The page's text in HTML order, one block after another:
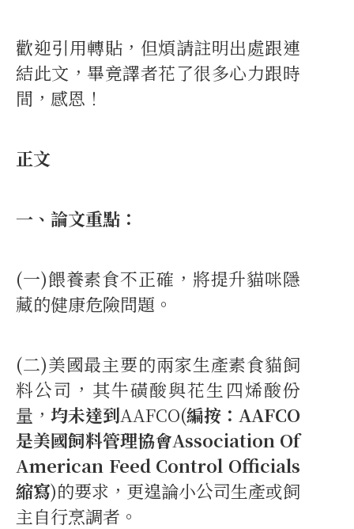
歡迎引用轉貼，但煩請註明出處跟連
結此文，畢竟譯者花了很多心力跟時
間，感恩！
正文
一、論文重點：
(一)餵養素食不正確，將提升貓咪隱
藏的健康危險問題。
(二)美國最主要的兩家生產素食貓飼
料公司，其牛磺酸與花生四烯酸份
量， 均未達到AAFCO(編按：AAFCO
是美國飼料管理協會Association Of
American Feed Control Officials
縮寫)的要求，更遑論小公司生產或飼
主自行烹調者。